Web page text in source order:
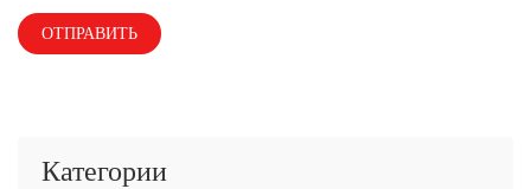
Категории